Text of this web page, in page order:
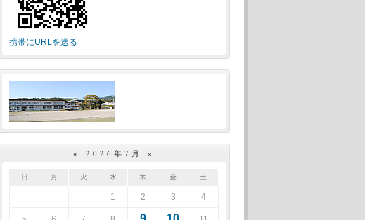
携帯にURLを送る
« 2026年7月 »
日 月 火 水 木 金 土
1 2 3 4